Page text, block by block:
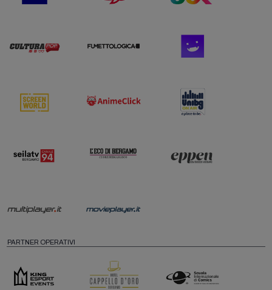
PARTNER OPERATIVI